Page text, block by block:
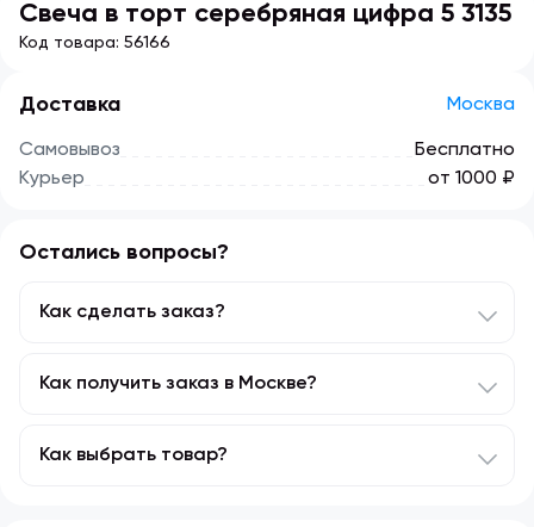
Свеча в торт серебряная цифра 5 3135
Код товара: 56166
Доставка Москва
Самовывоз
Бесплатно
Курьер
от 1000 ₽
Остались вопросы?
Как сделать заказ?
поисковика нужный товар.
Перейти в корзину и оформить заказ.
Как получить заказ в Москве?
Красногорске с 10:00 до 23:00. Возможна
Как выбрать товар?